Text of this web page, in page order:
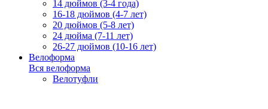
14 дюймов (3-4 года)
16-18 дюймов (4-7 лет)
20 дюймов (5-8 лет)
24 дюйма (7-11 лет)
26-27 дюймов (10-16 лет)
Велоформа
Вся велоформа
Велотуфли